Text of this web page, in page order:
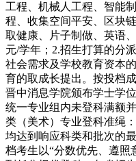
工程、机械人工程、智能
程、收集空间平安、区块
取健康、片子制做、英语
元/学年；2.招生打算的分
社会需求及学校教育资本
育的取成长提出。按投档
晋中消息学院颁布学士学
统一专业组内未登科满额
类（美术）专业登科准绳
均达到响应科类和批次的
档考生以“分数优先、遵照